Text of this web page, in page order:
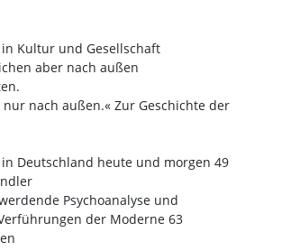
in Kultur und Gesellschaft
aber nach außen
nach außen.« Zur Geschichte der
in Deutschland heute und morgen 49
Psychoanalyse und
der Moderne 63